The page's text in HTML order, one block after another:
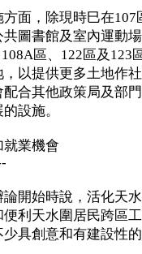
，除現時巳在107
圖書館及室內運動
區、122區及123
以提供更多土地作
合其他政策局及部
設施。
業機會
始時說，活化天水
利天水圍居民跨區
具創意和有建設性